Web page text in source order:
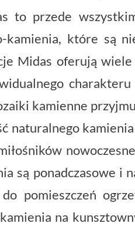
to przede
kamienia, które są
Midas oferują
kamienne
naturalnego
są ponadczasowe i
do pomieszczeń
na